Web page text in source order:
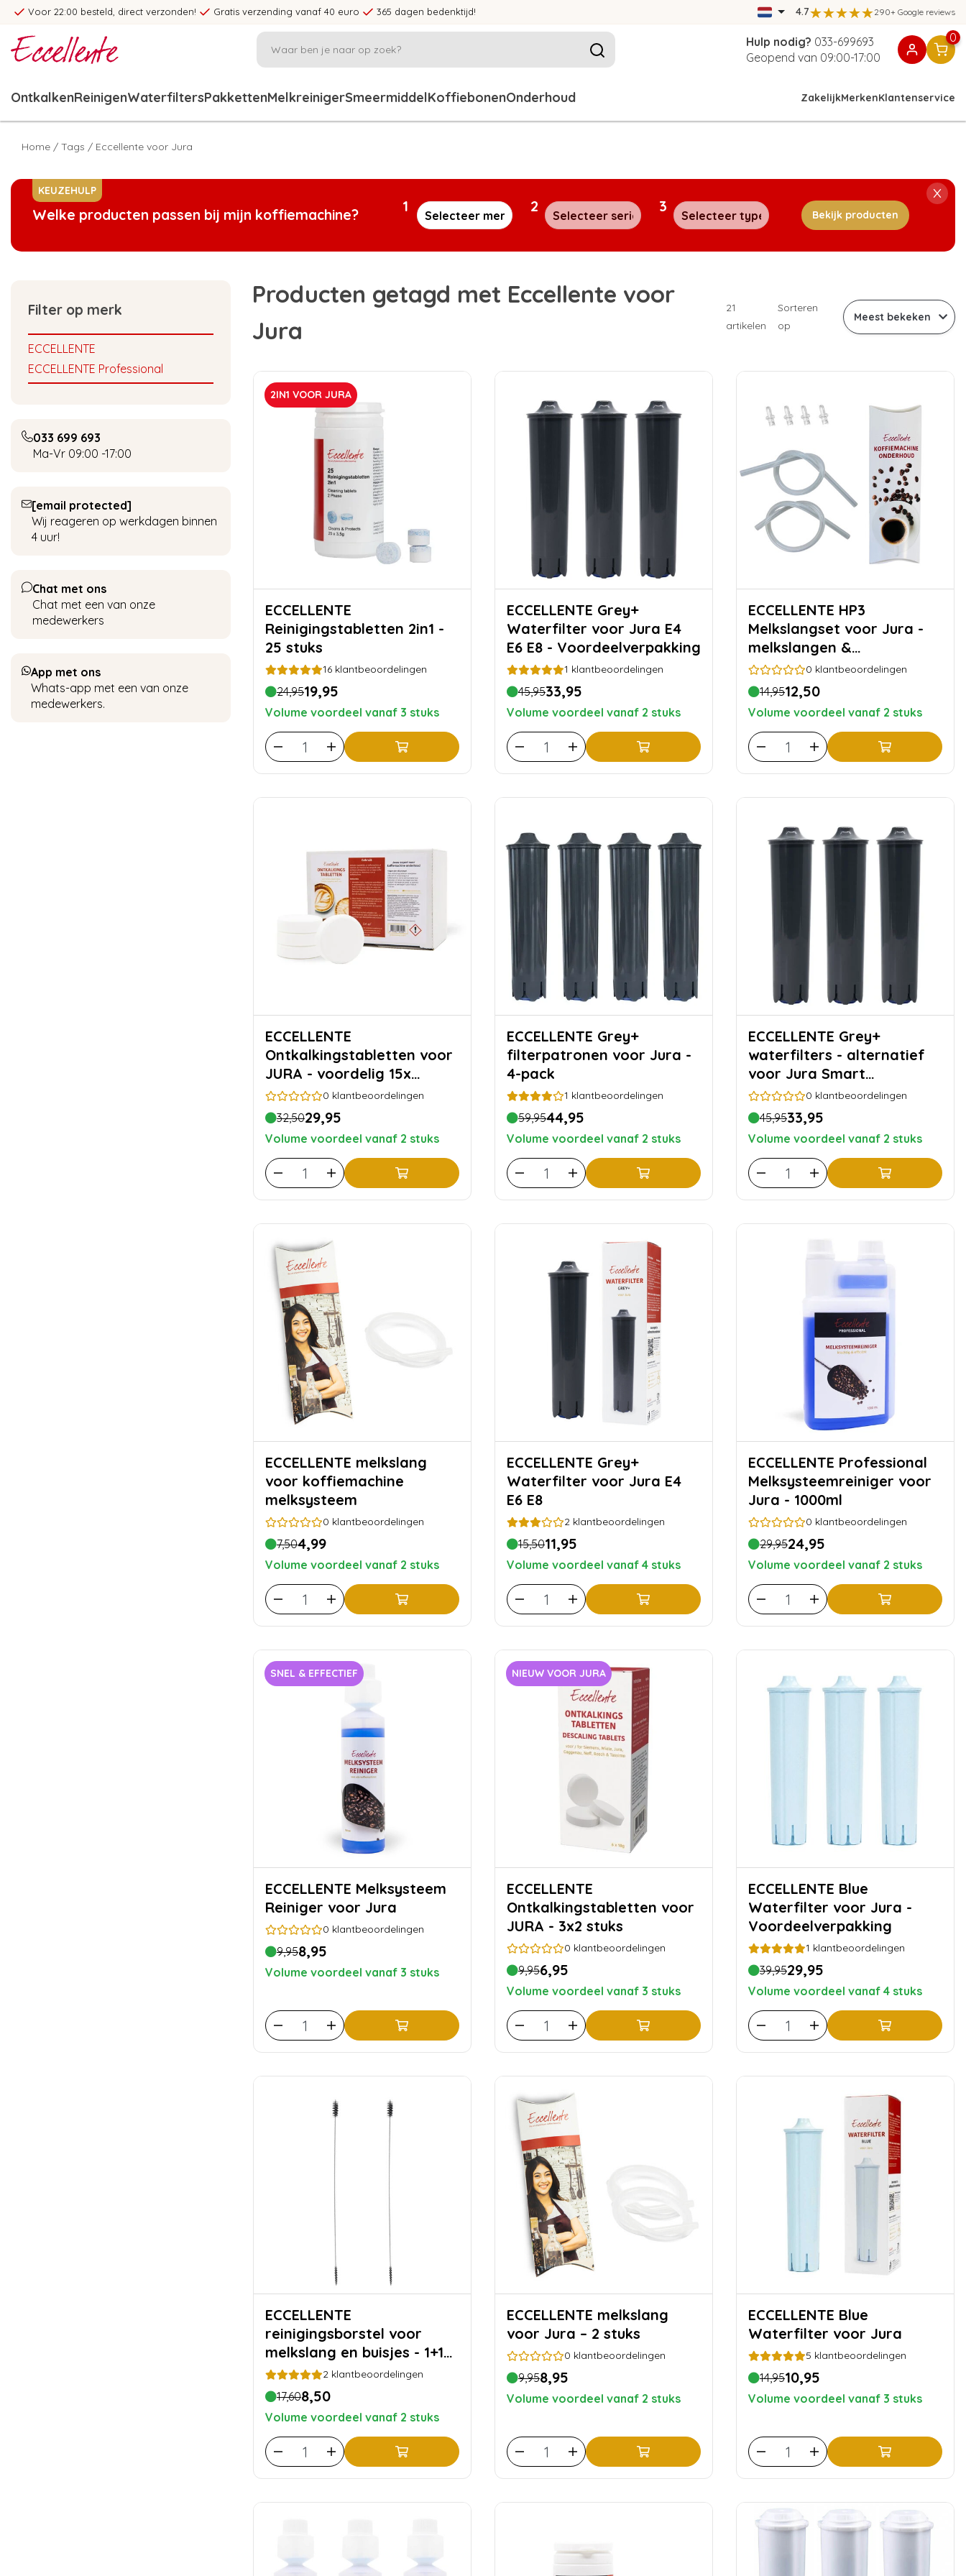
Voor 22:00 besteld, direct verzonden! Gratis verzending vanaf 40 euro 365 dagen bedenktijd! 4.7 290+ Google reviews
Hulp nodig? 033-699693
Geopend van 09:00-17:00
0
OntkalkenReinigenWaterfiltersPakkettenMelkreinigerSmeermiddelKoffiebonenOnderhoud ZakelijkMerkenKlantenservice
Home / Tags / Eccellente voor Jura
KEUZEHULP
Welke producten passen bij mijn koffiemachine? 1 2 3 Bekijk producten
Filter op merk
ECCELLENTE
ECCELLENTE Professional
033 699 693
Ma-Vr 09:00 -17:00
[email protected]
Wij reageren op werkdagen binnen
4 uur!
Chat met ons
Chat met een van onze
medewerkers
App met ons
Whats-app met een van onze
medewerkers.
Producten getagd met Eccellente voor
Jura
21
artikelen
Sorteren
op
2IN1 VOOR JURA
ECCELLENTE
Reinigingstabletten 2in1 -
25 stuks
16 klantbeoordelingen
24,9519,95
Volume voordeel vanaf 3 stuks
ECCELLENTE Grey+
Waterfilter voor Jura E4
E6 E8 - Voordeelverpakking
1 klantbeoordelingen
45,9533,95
Volume voordeel vanaf 2 stuks
ECCELLENTE HP3
Melkslangset voor Jura -
melkslangen &
aansluitnippels
0 klantbeoordelingen
14,9512,50
Volume voordeel vanaf 2 stuks
ECCELLENTE
Ontkalkingstabletten voor
JURA - voordelig 15x
ontkalken
0 klantbeoordelingen
32,5029,95
Volume voordeel vanaf 2 stuks
ECCELLENTE Grey+
filterpatronen voor Jura -
4-pack
1 klantbeoordelingen
59,9544,95
Volume voordeel vanaf 2 stuks
ECCELLENTE Grey+
waterfilters - alternatief
voor Jura Smart
filterpatronen - 3 stuks
0 klantbeoordelingen
45,9533,95
Volume voordeel vanaf 2 stuks
ECCELLENTE melkslang
voor koffiemachine
melksysteem
0 klantbeoordelingen
7,504,99
Volume voordeel vanaf 2 stuks
ECCELLENTE Grey+
Waterfilter voor Jura E4
E6 E8
2 klantbeoordelingen
15,5011,95
Volume voordeel vanaf 4 stuks
ECCELLENTE Professional
Melksysteemreiniger voor
Jura - 1000ml
0 klantbeoordelingen
29,9524,95
Volume voordeel vanaf 2 stuks
SNEL & EFFECTIEF
ECCELLENTE Melksysteem
Reiniger voor Jura
0 klantbeoordelingen
9,958,95
Volume voordeel vanaf 3 stuks
NIEUW VOOR JURA
ECCELLENTE
Ontkalkingstabletten voor
JURA - 3x2 stuks
0 klantbeoordelingen
9,956,95
Volume voordeel vanaf 3 stuks
ECCELLENTE Blue
Waterfilter voor Jura -
Voordeelverpakking
1 klantbeoordelingen
39,9529,95
Volume voordeel vanaf 4 stuks
ECCELLENTE
reinigingsborstel voor
melkslang en buisjes - 1+1
gratis
2 klantbeoordelingen
17,608,50
Volume voordeel vanaf 2 stuks
ECCELLENTE melkslang
voor Jura – 2 stuks
0 klantbeoordelingen
9,958,95
Volume voordeel vanaf 2 stuks
ECCELLENTE Blue
Waterfilter voor Jura
5 klantbeoordelingen
14,9510,95
Volume voordeel vanaf 3 stuks